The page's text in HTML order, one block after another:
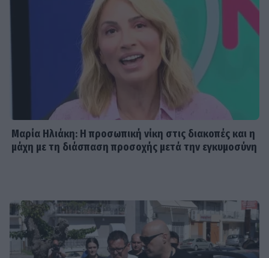
Μαρία Ηλιάκη: Η προσωπική νίκη στις διακοπές και η
μάχη με τη διάσπαση προσοχής μετά την εγκυμοσύνη